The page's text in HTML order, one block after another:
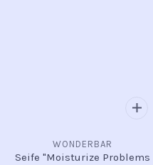
WONDERBAR
Seife "Moisturize Problems